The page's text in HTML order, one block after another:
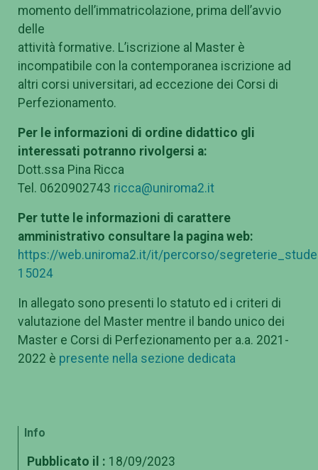
momento dell’immatricolazione, prima dell’avvio
delle
attività formative. L’iscrizione al Master è
incompatibile con la contemporanea iscrizione ad
altri corsi universitari, ad eccezione dei Corsi di
Perfezionamento.
Per le informazioni di ordine didattico gli
interessati potranno rivolgersi a:
Dott.ssa Pina Ricca
Tel. 0620902743 ricca@uniroma2.it
Per tutte le informazioni di carattere
amministrativo consultare la pagina web:
https://web.uniroma2.it/it/percorso/
15024
In allegato sono presenti lo statuto ed i criteri di
valutazione del Master mentre il bando unico dei
Master e Corsi di Perfezionamento per a.a. 2021-
2022 è presente nella sezione dedicata
Info
Pubblicato il : 18/09/2023